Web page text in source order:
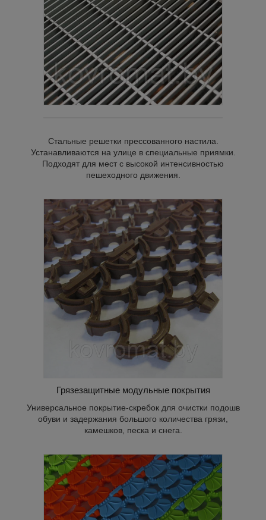
Стальные решетки прессованного настила.
Устанавливаются на улице в специальные приямки.
Подходят для мест с высокой интенсивностью
пешеходного движения.
Грязезащитные модульные покрытия
Универсальное покрытие-скребок для очистки подошв
обуви и задержания большого количества грязи,
камешков, песка и снега.